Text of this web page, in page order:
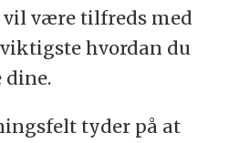
være tilfreds med
hvordan du
dine.
tyder på at